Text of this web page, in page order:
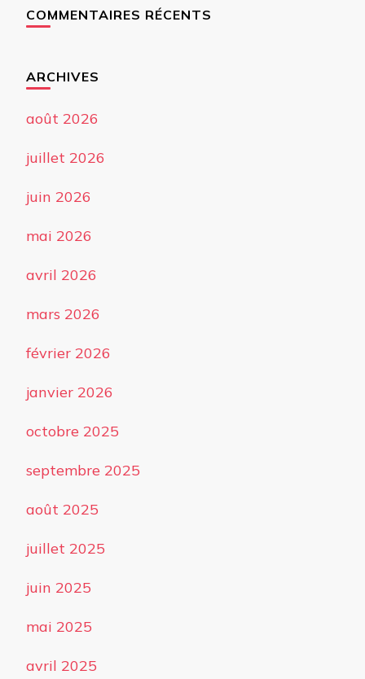
COMMENTAIRES RÉCENTS
ARCHIVES
août 2026
juillet 2026
juin 2026
mai 2026
avril 2026
mars 2026
février 2026
janvier 2026
octobre 2025
septembre 2025
août 2025
juillet 2025
juin 2025
mai 2025
avril 2025